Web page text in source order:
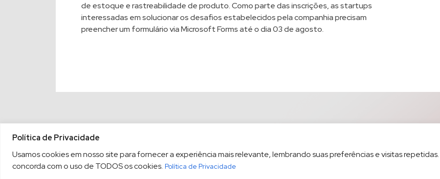
Política de Privacidade
Usamos cookies em nosso site para fornecer a experiência mais relevante, lembrando suas preferências e visitas
concorda com o uso de TODOS os cookies. Política de Privacidade
de estoque e rastreabilidade de produto. Como parte das inscrições, as startups
interessadas em solucionar os desafios estabelecidos pela companhia precisam
preencher um formulário viaMicrosoft Formsaté o dia 03 de agosto.